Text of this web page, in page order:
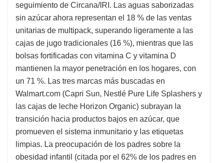
seguimiento de Circana/IRI. Las aguas saborizadas
sin azúcar ahora representan el 18 % de las ventas
unitarias de multipack, superando ligeramente a las
cajas de jugo tradicionales (16 %), mientras que las
bolsas fortificadas con vitamina C y vitamina D
mantienen la mayor penetración en los hogares, con
un 71 %. Las tres marcas más buscadas en
Walmart.com (Capri Sun, Nestlé Pure Life Splashers y
las cajas de leche Horizon Organic) subrayan la
transición hacia productos bajos en azúcar, que
promueven el sistema inmunitario y las etiquetas
limpias. La preocupación de los padres sobre la
obesidad infantil (citada por el 62% de los padres en